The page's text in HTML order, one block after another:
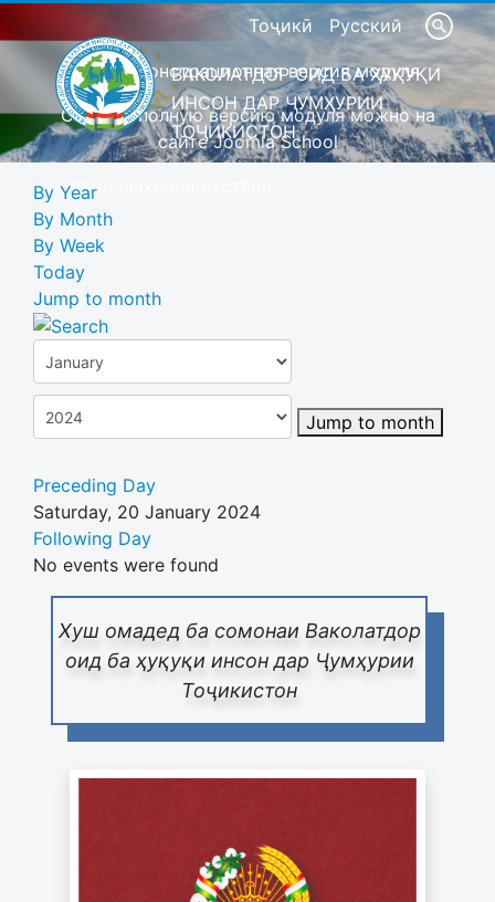
Тоҷикӣ Русский
Это демонстрационная версия модуля
Скачать полную версию модуля можно на
сайте Joomla School
Барои шахсони сустбин
ВАКОЛАТДОР ОИД БА ҲУҚУҚИ
ИНСОН ДАР ҶУМҲУРИИ
ТОҶИКИСТОН
Хуш омадед ба сомонаи Ваколатдор
оид ба ҳуқуқи инсон дар Ҷумҳурии
Тоҷикистон
By Year
By Month
By Week
Today
Jump to month
Jump to month
Preceding Day
Saturday, 20 January 2024
Following Day
No events were found